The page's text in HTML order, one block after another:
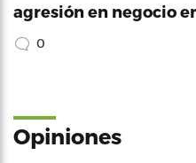
agresión en negocio
0
Opiniones